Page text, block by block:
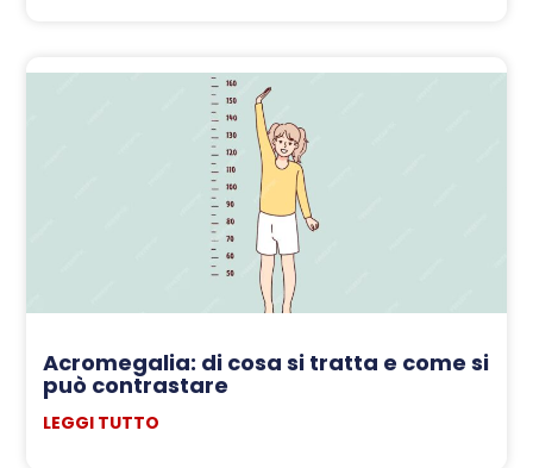
Acromegalia: di cosa si tratta e come si
può contrastare
LEGGI TUTTO